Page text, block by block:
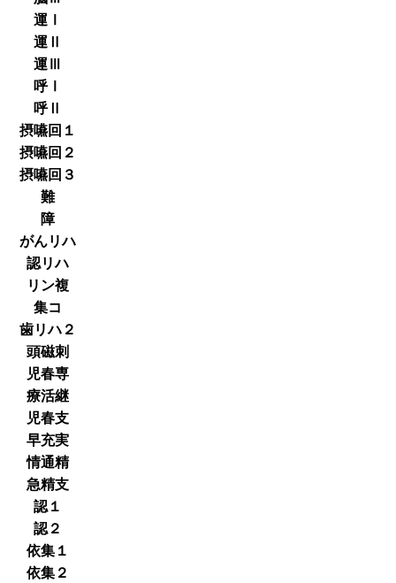
運Ⅰ
運Ⅱ
運Ⅲ
呼Ⅰ
呼Ⅱ
摂嚥回１
摂嚥回２
摂嚥回３
難
障
がんリハ
認リハ
リン複
集コ
歯リハ２
頭磁刺
児春専
療活継
児春支
早充実
情通精
急精支
認１
認２
依集１
依集２